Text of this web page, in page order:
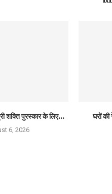
शक्ति पुरस्कार के लिए...
6, 2026
घरों की